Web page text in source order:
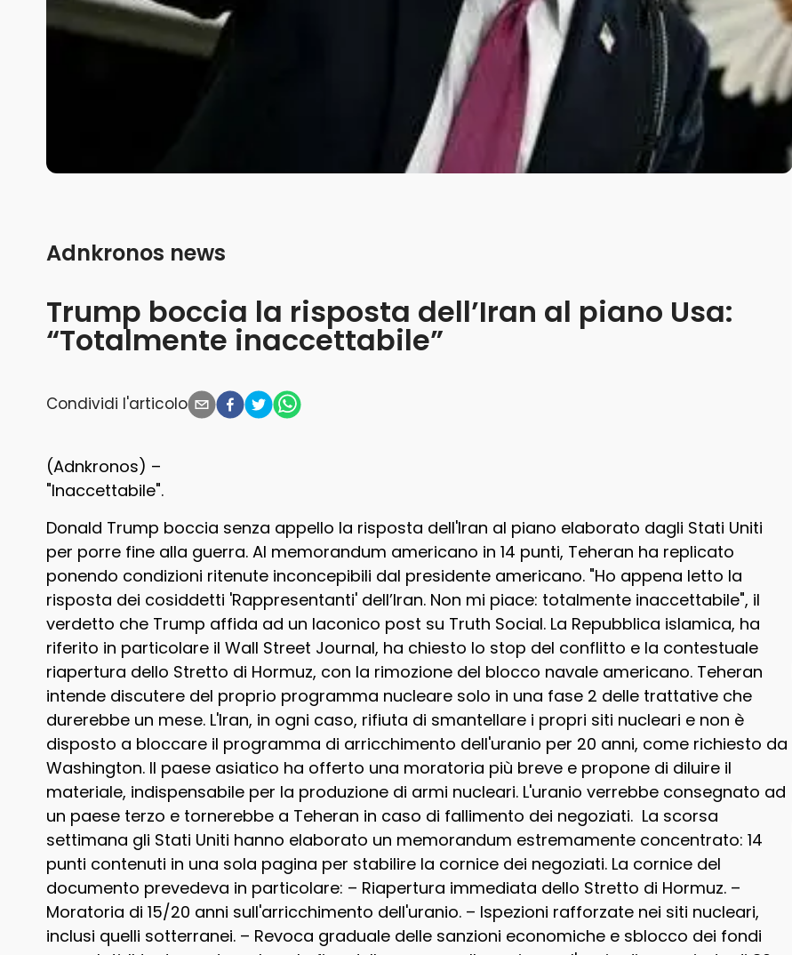
Trump boccia la risposta dell’Iran al piano Usa:
“Totalmente inaccettabile”
Adnkronos news
Condividi l'articolo
(Adnkronos) –
"Inaccettabile".
Donald Trump boccia senza appello la risposta dell'Iran al piano elaborato dagli Stati Uniti
per porre fine alla guerra. Al memorandum americano in 14 punti, Teheran ha replicato
ponendo condizioni ritenute inconcepibili dal presidente americano. "Ho appena letto la
risposta dei cosiddetti 'Rappresentanti' dell’Iran. Non mi piace: totalmente inaccettabile", il
verdetto che Trump affida ad un laconico post su Truth Social. La Repubblica islamica, ha
riferito in particolare il Wall Street Journal, ha chiesto lo stop del conflitto e la contestuale
riapertura dello Stretto di Hormuz, con la rimozione del blocco navale americano. Teheran
intende discutere del proprio programma nucleare solo in una fase 2 delle trattative che
durerebbe un mese. L'Iran, in ogni caso, rifiuta di smantellare i propri siti nucleari e non è
disposto a bloccare il programma di arricchimento dell'uranio per 20 anni, come richiesto da
Washington. Il paese asiatico ha offerto una moratoria più breve e propone di diluire il
materiale, indispensabile per la produzione di armi nucleari. L'uranio verrebbe consegnato ad
un paese terzo e tornerebbe a Teheran in caso di fallimento dei negoziati. La scorsa
settimana gli Stati Uniti hanno elaborato un memorandum estremamente concentrato: 14
punti contenuti in una sola pagina per stabilire la cornice dei negoziati. La cornice del
documento prevedeva in particolare: – Riapertura immediata dello Stretto di Hormuz. –
Moratoria di 15/20 anni sull'arricchimento dell'uranio. – Ispezioni rafforzate nei siti nucleari,
inclusi quelli sotterranei. – Revoca graduale delle sanzioni economiche e sblocco dei fondi